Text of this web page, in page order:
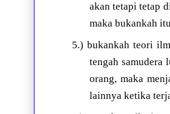
akan tetapi tetap
maka bukankah
5.) bukankah teori
tengah samudera
orang, maka
lainnya ketika